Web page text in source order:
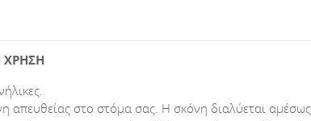
ΧΡΗΣΗ
απευθείας στο στόμα σας. Η σκόνη διαλύεται